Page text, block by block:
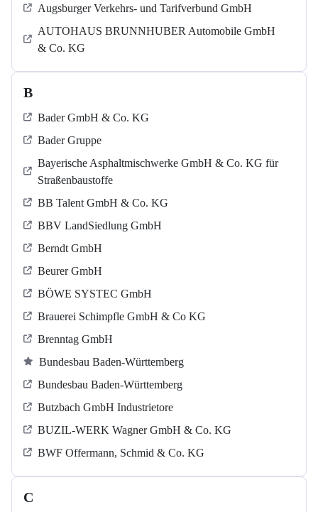
Augsburger Verkehrs- und Tarifverbund GmbH
AUTOHAUS BRUNNHUBER Automobile GmbH
& Co. KG
B
Bader GmbH & Co. KG
Bader Gruppe
Bayerische Asphaltmischwerke GmbH & Co. KG für
Straßenbaustoffe
BB Talent GmbH & Co. KG
BBV LandSiedlung GmbH
Berndt GmbH
Beurer GmbH
BÖWE SYSTEC GmbH
Brauerei Schimpfle GmbH & Co KG
Brenntag GmbH
Bundesbau Baden-Württemberg
Bundesbau Baden-Württemberg
Butzbach GmbH Industrietore
BUZIL-WERK Wagner GmbH & Co. KG
BWF Offermann, Schmid & Co. KG
C